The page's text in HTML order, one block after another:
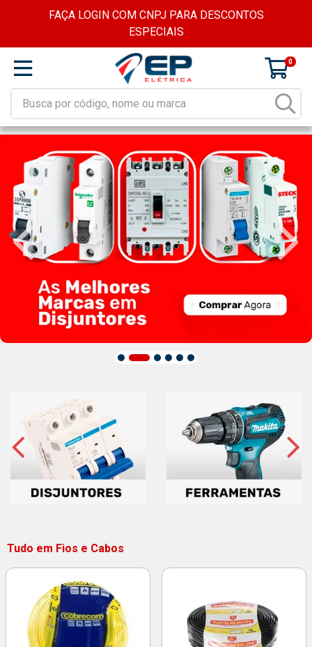
FAÇA LOGIN COM CNPJ PARA DESCONTOS
ESPECIAIS
0
Tudo em Fios e Cabos